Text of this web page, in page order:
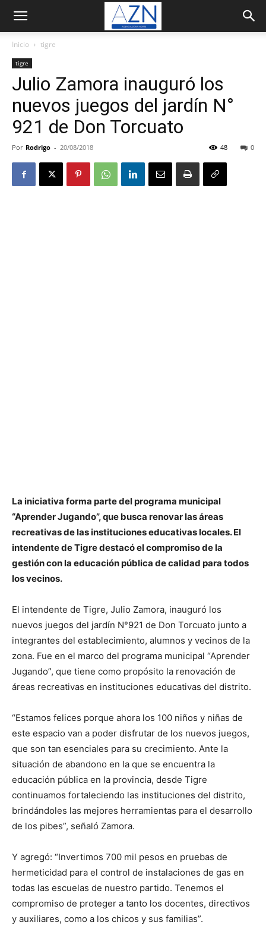
Inicio tigre
tigre
Julio Zamora inauguró los
nuevos juegos del jardín N°
921 de Don Torcuato
Por Rodrigo - 20/08/2018 0
48
La iniciativa forma parte del programa municipal
“Aprender Jugando”, que busca renovar las áreas
recreativas de las instituciones educativas locales. El
intendente de Tigre destacó el compromiso de la
gestión con la educación pública de calidad para todos
los vecinos.
El intendente de Tigre, Julio Zamora, inauguró los
nuevos juegos del jardín N°921 de Don Torcuato junto a
integrantes del establecimiento, alumnos y vecinos de la
zona. Fue en el marco del programa municipal “Aprender
Jugando”, que tiene como propósito la renovación de
áreas recreativas en instituciones educativas del distrito.
“Estamos felices porque ahora los 100 niños y niñas de
este espacio van a poder disfrutar de los nuevos juegos,
que son tan esenciales para su crecimiento. Ante la
situación de abandono en la que se encuentra la
educación pública en la provincia, desde Tigre
continuamos fortaleciendo las instituciones del distrito,
brindándoles las mejores herramientas para el desarrollo
de los pibes”, señaló Zamora.
Y agregó: “Invertimos 700 mil pesos en pruebas de
hermeticidad para el control de instalaciones de gas en
todas las escuelas de nuestro partido. Tenemos el
compromiso de proteger a tanto los docentes, directivos
y auxiliares, como a los chicos y sus familias”.